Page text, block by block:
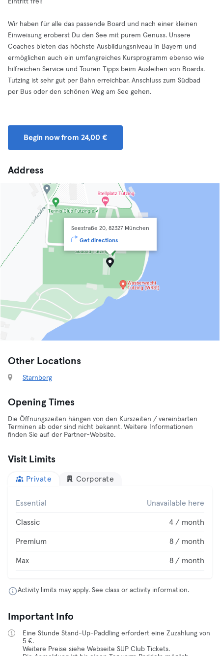
Eintritt frei!
Wir haben für alle das passende Board und nach einer kleinen
Einweisung eroberst Du den See mit purem Genuss. Unsere
Coaches bieten das höchste Ausbildungsniveau in Bayern und
ermöglichen auch ein umfangreiches Kursprogramm ebenso wie
hilfreichen Service und Touren Tipps beim Ausleihen von Boards.
Tutzing ist sehr gut per Bahn erreichbar. Anschluss zum Südbad
per Bus oder den schönen Weg am See gehen.
Begin now from 24,00 €
Address
Seestraße 20, 82327 München
Get directions
Other Locations
Starnberg
Opening Times
Die Öffnungszeiten hängen von den Kurszeiten / vereinbarten
Terminen ab oder sind nicht bekannt. Weitere Informationen
finden Sie auf der Partner-Website.
Visit Limits
Private Corporate
Essential Unavailable here
Classic 4 / month
Premium 8 / month
Max 8 / month
Activity limits may apply. See class or activity information.
Important Info
Eine Stunde Stand-Up-Paddling erfordert eine Zuzahlung von
5 €.
Weitere Preise siehe Webseite SUP Club Tickets.